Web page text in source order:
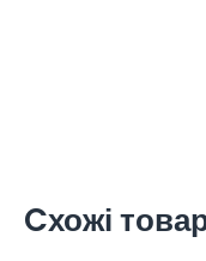
Cхожі